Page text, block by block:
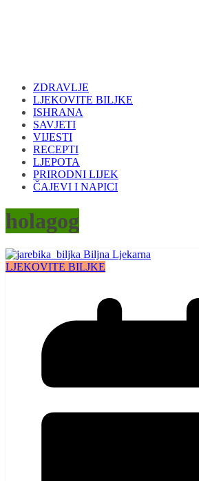
ZDRAVLJE
LJEKOVITE BILJKE
ISHRANA
SAVJETI
VIJESTI
RECEPTI
LJEPOTA
PRIRODNI LIJEK
ČAJEVI I NAPICI
holagog
LJEKOVITE BILJKE